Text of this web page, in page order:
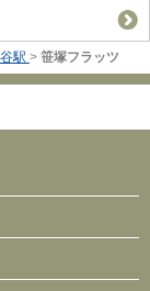
駅 > 笹塚フラッツ